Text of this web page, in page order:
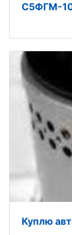
С5ФГМ-
Куплю